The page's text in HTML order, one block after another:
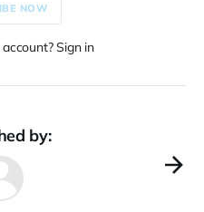
NOW
Sign in
by: